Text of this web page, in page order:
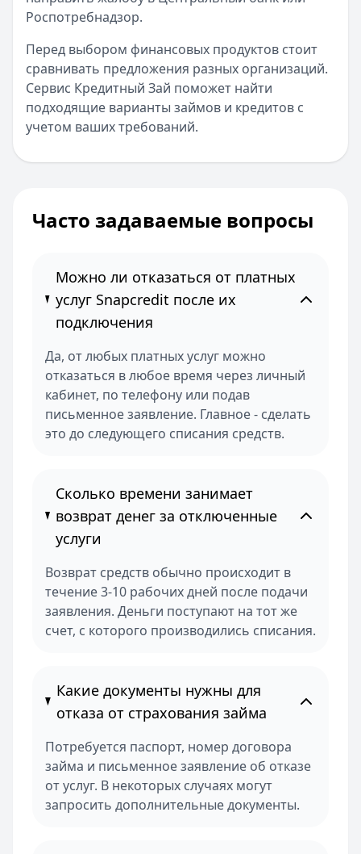
Роспотребнадзор.
Перед выбором финансовых продуктов стоит
сравнивать предложения разных организаций.
Сервис Кредитный Зай поможет найти
подходящие варианты займов и кредитов с
учетом ваших требований.
Часто задаваемые вопросы
Можно ли отказаться от платных
услуг Snapcredit после их
подключения
Да, от любых платных услуг можно
отказаться в любое время через личный
кабинет, по телефону или подав
письменное заявление. Главное - сделать
это до следующего списания средств.
Сколько времени занимает
возврат денег за отключенные
услуги
Возврат средств обычно происходит в
течение 3-10 рабочих дней после подачи
заявления. Деньги поступают на тот же
счет, с которого производились списания.
Какие документы нужны для
отказа от страхования займа
Потребуется паспорт, номер договора
займа и письменное заявление об отказе
от услуг. В некоторых случаях могут
запросить дополнительные документы.